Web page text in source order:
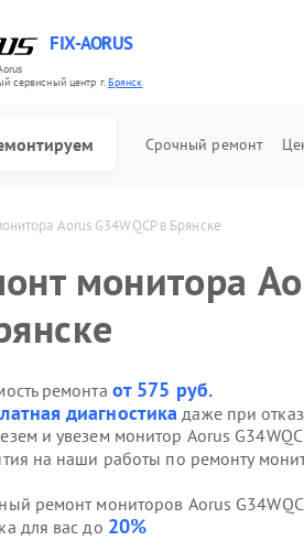
FIX-AORUS
cервисный центр г.Брянск
Срочный ремонт
Aorus G34WQCP в Брянске
монитора
ремонта от 575 руб.
диагностика даже при
и увезем монитор Aorus
на наши работы по ремонту
ремонт мониторов Aorus
для вас до 20%